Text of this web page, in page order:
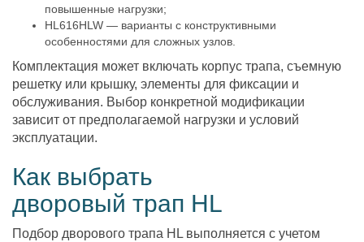
повышенные нагрузки;
HL616HLW — варианты с конструктивными
особенностями для сложных узлов.
Комплектация может включать корпус трапа, съемную
решетку или крышку, элементы для фиксации и
обслуживания. Выбор конкретной модификации
зависит от предполагаемой нагрузки и условий
эксплуатации.
Как выбрать
дворовый трап HL
Подбор дворового трапа HL выполняется с учетом